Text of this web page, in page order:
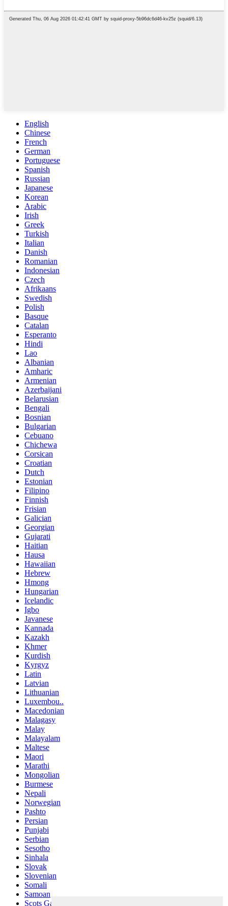
English
Chinese
French
German
Portuguese
Spanish
Russian
Japanese
Korean
Arabic
Irish
Greek
Turkish
Italian
Danish
Romanian
Indonesian
Czech
Afrikaans
Swedish
Polish
Basque
Catalan
Esperanto
Hindi
Lao
Albanian
Amharic
Armenian
Azerbaijani
Belarusian
Bengali
Bosnian
Bulgarian
Cebuano
Chichewa
Corsican
Croatian
Dutch
Estonian
Filipino
Finnish
Frisian
Galician
Georgian
Gujarati
Haitian
Hausa
Hawaiian
Hebrew
Hmong
Hungarian
Icelandic
Igbo
Javanese
Kannada
Kazakh
Khmer
Kurdish
Kyrgyz
Latin
Latvian
Lithuanian
Luxembou..
Macedonian
Malagasy
Malay
Malayalam
Maltese
Maori
Marathi
Mongolian
Burmese
Nepali
Norwegian
Pashto
Persian
Punjabi
Serbian
Sesotho
Sinhala
Slovak
Slovenian
Somali
Samoan
Scots Gaelic